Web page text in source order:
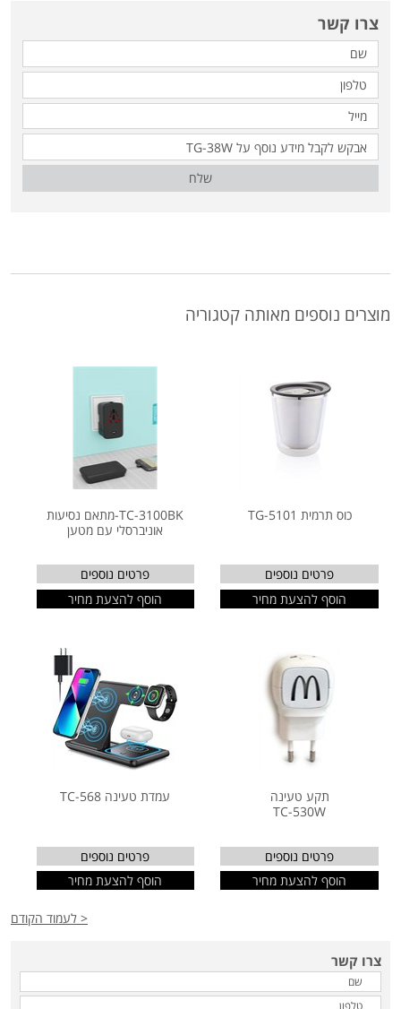
צרו קשר
שלח
מוצרים נוספים מאותה קטגוריה
כוס תרמית TG-5101
פרטים נוספים
הוסף להצעת מחיר
TC-3100BK-מתאם נסיעות
אוניברסלי עם מטען
פרטים נוספים
הוסף להצעת מחיר
תקע טעינה
TC-530W
פרטים נוספים
הוסף להצעת מחיר
עמדת טעינה TC-568
פרטים נוספים
הוסף להצעת מחיר
< לעמוד הקודם
צרו קשר